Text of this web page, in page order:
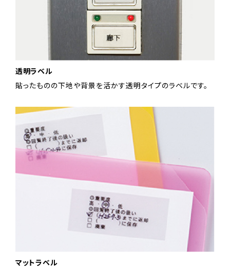
透明ラベル
貼ったものの下地や背景を活かす透明タイプのラベルです。
マットラベル